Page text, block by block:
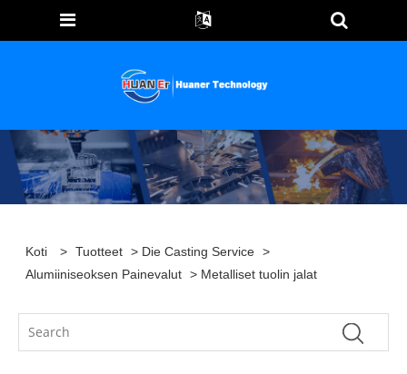
Koti > Tuotteet > Die Casting Service >
Alumiiniseoksen Painevalut > Metalliset tuolin jalat